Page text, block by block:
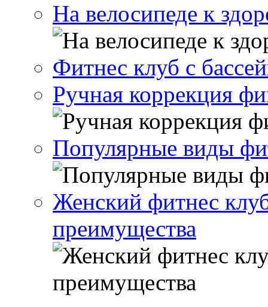
На велосипеде к
Фитнес клуб с
Ручная коррекция
Популярные виды
Женский фитнес
преимущества